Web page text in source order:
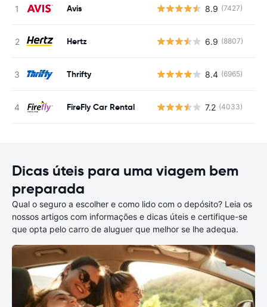
Avis 8.9 (7427)
Hertz 6.9 (8807)
Thrifty 8.4 (6965)
FireFly Car Rental 7.2 (4033)
Dicas úteis para uma viagem bem
preparada
Qual o seguro a escolher e como lido com o depósito? Leia os
nossos artigos com informações e dicas úteis e certifique-se
que opta pelo carro de aluguer que melhor se lhe adequa.